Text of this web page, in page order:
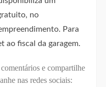
no
Para
ao fiscal da garagem.
e compartilhe
nas redes sociais: